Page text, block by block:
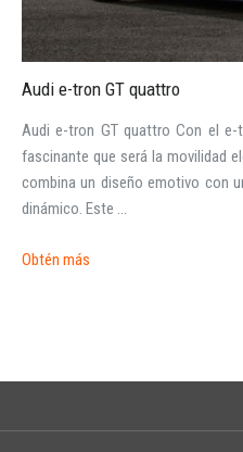
INICIAR
¿Ha olvidado la
Audi e-tron GT quattro
Audi e-tron GT quattro Con el
fascinante que será la movilidad
combina un diseño emotivo con
dinámico. Este ...
Obtén más